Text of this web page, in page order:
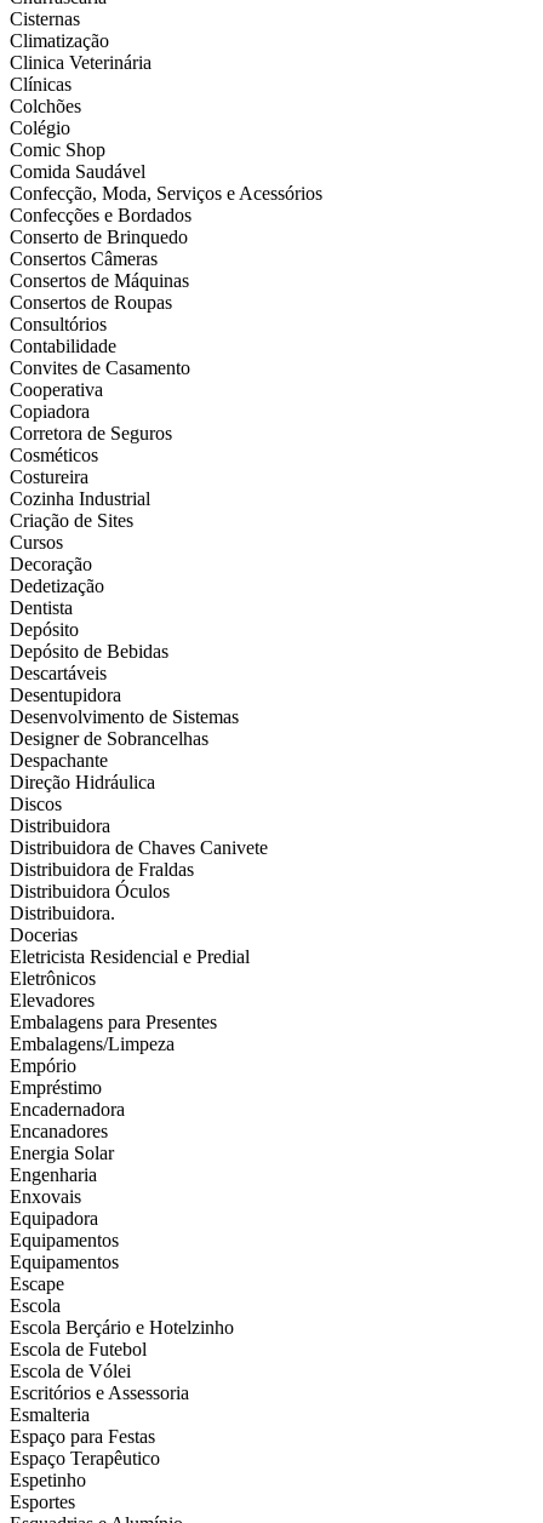
Cisternas
Climatização
Clinica Veterinária
Clínicas
Colchões
Colégio
Comic Shop
Comida Saudável
Confecção, Moda, Serviços e Acessórios
Confecções e Bordados
Conserto de Brinquedo
Consertos Câmeras
Consertos de Máquinas
Consertos de Roupas
Consultórios
Contabilidade
Convites de Casamento
Cooperativa
Copiadora
Corretora de Seguros
Cosméticos
Costureira
Cozinha Industrial
Criação de Sites
Cursos
Decoração
Dedetização
Dentista
Depósito
Depósito de Bebidas
Descartáveis
Desentupidora
Desenvolvimento de Sistemas
Designer de Sobrancelhas
Despachante
Direção Hidráulica
Discos
Distribuidora
Distribuidora de Chaves Canivete
Distribuidora de Fraldas
Distribuidora Óculos
Distribuidora.
Docerias
Eletricista Residencial e Predial
Eletrônicos
Elevadores
Embalagens para Presentes
Embalagens/Limpeza
Empório
Empréstimo
Encadernadora
Encanadores
Energia Solar
Engenharia
Enxovais
Equipadora
Equipamentos
Equipamentos
Escape
Escola
Escola Berçário e Hotelzinho
Escola de Futebol
Escola de Vólei
Escritórios e Assessoria
Esmalteria
Espaço para Festas
Espaço Terapêutico
Espetinho
Esportes